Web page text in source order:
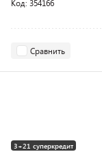
Код: 354166
Сравнить
3+21 суперкредит